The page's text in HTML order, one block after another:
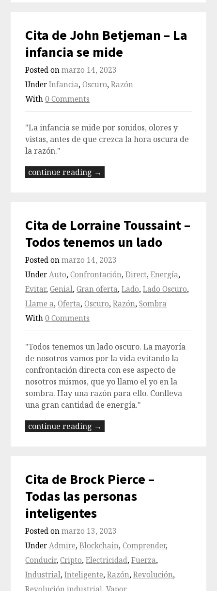
Cita de John Betjeman – La
infancia se mide
Posted onmarzo 14, 2023
UnderInfancia,Oscuro,Razón
With0 Comments
"La infancia se mide por sonidos, olores y
vistas, antes de que crezca la hora oscura de
la razón."
continue reading →
Cita de Lorraine Toussaint –
Todos tenemos un lado
Posted onmarzo 14, 2023
UnderAuto,Confrontación,Direct,Energía,
Evitar,Genial,Gran oferta,Lado,Lado Oscuro,
Llame a,Oferta,Oscuro,Razón,Sombra
With0 Comments
"Todos tenemos un lado oscuro. La mayoría
de nosotros vamos por la vida evitando la
confrontación directa con ese aspecto de
nosotros mismos, que yo llamo el yo en la
sombra. Hay una razón para ello. Conlleva
una gran cantidad de energía."
continue reading →
Cita de Brock Pierce –
Todas las personas
inteligentes
Posted onmarzo 13, 2023
UnderAdmire,Blockchain,Comprender,
Conducir,Cripto,Electricidad,Fuerza,
Industrial,Inteligente,Razón,Revolución,